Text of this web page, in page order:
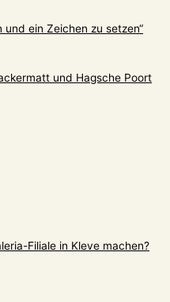
und ein Zeichen zu setzen“
und Hagsche Poort
Filiale in Kleve machen?